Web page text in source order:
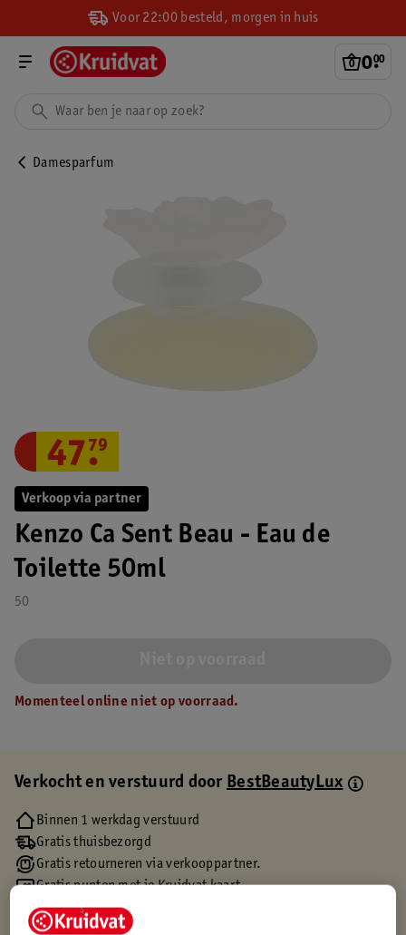
Voor 22:00 besteld, morgen in huis
0.
00
Damesparfum
Verkoop via partner
Kenzo Ca Sent Beau - Eau de
Toilette 50ml
50
47.
79
Momenteel online niet op voorraad.
Verkocht en verstuurd doorBestBeautyLux
Binnen 1 werkdag verstuurd
Gratis thuisbezorgd
Gratis retourneren via verkooppartner.
Gratis punten met je Kruidvat kaart